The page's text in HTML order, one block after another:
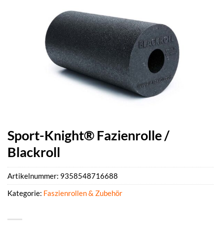
Sport-Knight® Fazienrolle /
Blackroll
Artikelnummer: 9358548716688
Kategorie: Faszienrollen & Zubehör